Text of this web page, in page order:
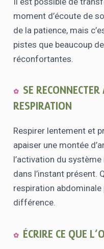
moment d’écoute de
de la patience, mais
pistes que beaucoup
réconfortantes.
SE
RESPIRATION
Respirer lentement et
apaiser une montée
l’activation du
dans l’instant présent.
respiration
différence.
ÉCRIRE CE QUE